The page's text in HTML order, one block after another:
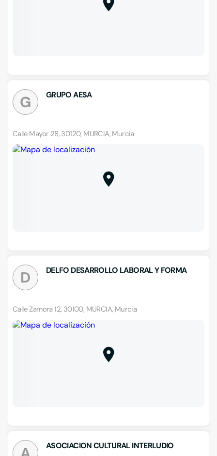
G GRUPO AESA
Calle Mayor 28, 30120, MURCIA, Murcia
D DELFO DESARROLLO LABORAL Y FORMA
Calle Zamora 12, 30100, MURCIA, Murcia
ASOCIACION CULTURAL INTERLUDIO